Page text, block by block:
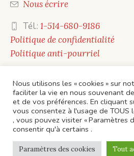
Nous écrire
Tél.:1-514-680-9186
Politique de confidentialité
Politique anti-pourriel
ACCUEIL CONTACTS
Politique de confidentialité/
Nous utilisons les « cookies » sur
faciliter la vie en nous souvenant
et de vos préférences. En cliquant
vous consentez à l'usage de TOUS
, vous pouvez visiter « Paramètres
consentir qu'à certains .
Paramètres des cookies Tout